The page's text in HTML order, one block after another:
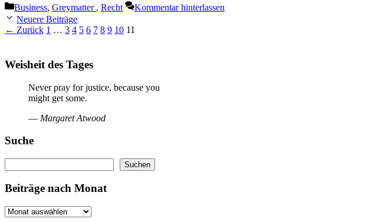
Kategorien
Business, Greymatter , Recht
Kommentar hinterlassen
Neuere Beiträge
← Zurück Seite
1 … Seite
3 Seite
4 Seite
5 Seite
6 Seite
7 Seite
8 Seite
9 Seite
10 Seite
11
Weisheit des Tages
Never pray for justice, because you
might get some.
— Margaret Atwood
Suche
Suchen
Beiträge nach Monat